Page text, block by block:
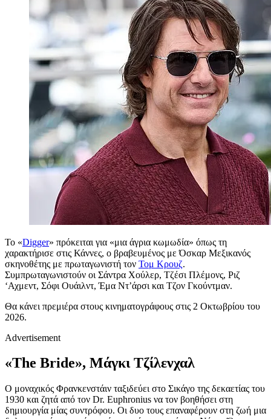
Το «Digger» πρόκειται για «μια άγρια κωμωδία» όπως τη
χαρακτήρισε στις Κάννες, ο βραβευμένος με Όσκαρ Μεξικανός
σκηνοθέτης με πρωταγωνιστή τον Τομ Κρουζ.
Συμπρωταγωνιστούν οι Σάντρα Χούλερ, Τζέσι Πλέμονς, Ριζ
‘Αχμεντ, Σόφι Ουάιλντ, Έμα Ντ’άρσι και Τζον Γκούντμαν.
Θα κάνει πρεμιέρα στους κινηματογράφους στις 2 Οκτωβρίου του
2026.
Advertisement
«The Bride», Μάγκι Τζίλενχαλ
Ο μοναχικός Φρανκενστάιν ταξιδεύει στο Σικάγο της δεκαετίας του
1930 και ζητά από τον Dr. Euphronius να τον βοηθήσει στη
δημιουργία μίας συντρόφου. Οι δυο τους επαναφέρουν στη ζωή μια